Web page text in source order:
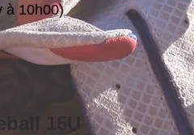
à 10h00)
15U